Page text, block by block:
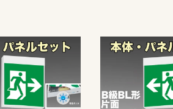
ト・IH対応
ステム・エ
単相2線用
単相3線用
ト・IH対応
ト・電温・
応
蓄光誘導標
一般誘導標
Panasonic）
アドバンス
一般型感知
電子式自
ートセンサ
差動式分布
光電式ス
バーセンサ
煙感知器
光電式分離
炎感知器
遠隔試験機
連携型ワイ
感知器ベー
火災通報装
音響装置
発信機
表示灯
総合盤
P型1級受
P型2級受
副受信機
受信機関連
周辺機器
防排煙設備
ガス漏れ集
R型防災シ
周辺機器
非常警報設
非常警報
点検器具
） 感知器
R型・GR型
P型受信機
機器収容箱
P型発信機
P型設備機
非常警報設
住宅情報設
ガス漏れ火
防排煙設備
超高感度煙
アクセサリ
） P型インタ
P型火災／
P型受信機
R型防災シ
ガス漏れ火
熱感知器
煙感知器
炎感知器
感知器付属
押し釦・
音響装置
火災通報装
関連機器
機器収容箱
共同住宅用
試験器
住宅防災シ
消火器
消火栓始動
中継器・中
特定小規
発信機
避雷ユニッ
非常警報設
非常電話シ
標識板
表示機
表示灯
防火・防排
耐圧防爆用
本質安全防
補用部品・
） P型受信機
R型・GR型
ガス系消火
ガス漏れ警
サージアブ
スプリンク
ニッカド蓄
プロテクタ
移報用装
炎検知器
火災検知
火災通報装
感知器
機器収容箱
共同・特定
試験器・ア
住宅用防災
消火器
消火栓始動
耐圧防爆機
着脱器・試
中継器盤
中継機電源
中継機本体
超高感度環
発信機
非常警報設
表示灯
防火・排煙
補修品
泡消火設備
盤用露出形
盤用露出形
盤用埋込形
熱機器収納
安定器収納
ルーバー付
制御盤用屋
盤用屋内外
盤用屋内外
盤用屋内外
屋外盤用木
屋外盤用鉄